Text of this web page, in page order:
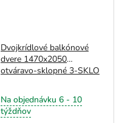
Dvojkrídlové balkónové
dvere 1470x2050
otváravo-sklopné 3-SKLO
Na objednávku 6 - 10
týždňov